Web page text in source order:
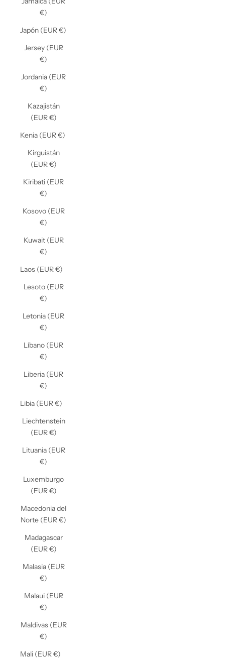
€)
Japón (EUR €)
Jersey (EUR
€)
Jordania (EUR
€)
Kazajistán
(EUR €)
Kenia (EUR €)
Kirguistán
(EUR €)
Kiribati (EUR
€)
Kosovo (EUR
€)
Kuwait (EUR
€)
Laos (EUR €)
Lesoto (EUR
€)
Letonia (EUR
€)
Líbano (EUR
€)
Liberia (EUR
€)
Libia (EUR €)
Liechtenstein
(EUR €)
Lituania (EUR
€)
Luxemburgo
(EUR €)
Macedonia del
Norte (EUR €)
Madagascar
(EUR €)
Malasia (EUR
€)
Malaui (EUR
€)
Maldivas (EUR
€)
Mali (EUR €)